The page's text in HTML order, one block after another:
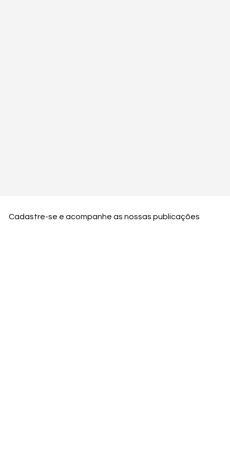
Cadastre-se e acompanhe as nossas publicações